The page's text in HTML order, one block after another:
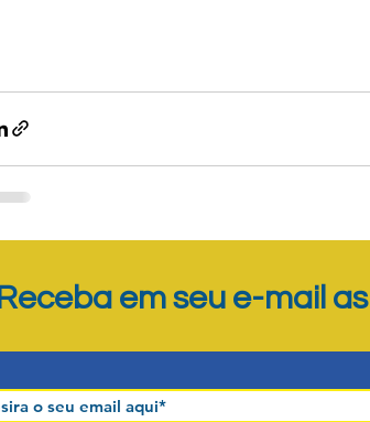
Receba em seu e-mail as